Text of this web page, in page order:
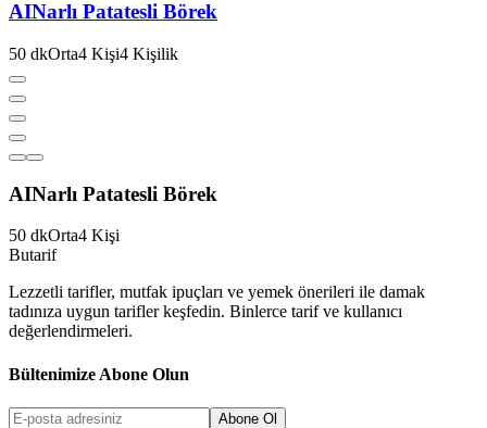
AINarlı Patatesli Börek
50 dkOrta4 Kişi4 Kişilik
AINarlı Patatesli Börek
50 dkOrta4 Kişi
Butarif
Lezzetli tarifler, mutfak ipuçları ve yemek önerileri ile damak
tadınıza uygun tarifler keşfedin. Binlerce tarif ve kullanıcı
değerlendirmeleri.
Bültenimize Abone Olun
Abone Ol